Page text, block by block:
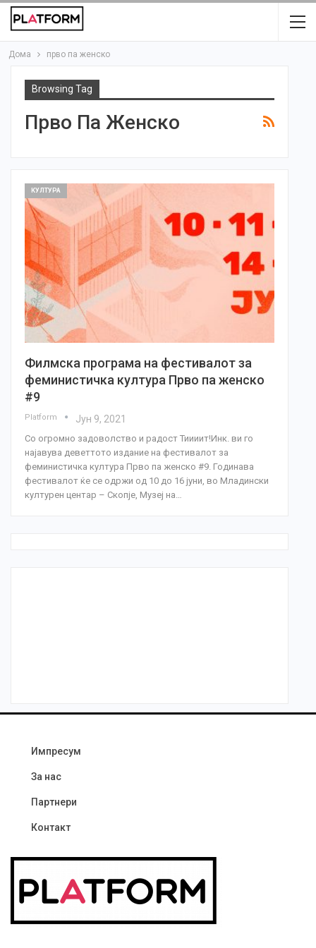
Дома прво па женско
Browsing Tag
Прво Па Женско
КУЛТУРА
Филмска програма на фестивалот за
феминистичка култура Прво па женско
#9
Platform Јун 9, 2021
Со огромно задоволство и радост Тиииит!Инк. ви го
најавува деветтото издание на фестивалот за
феминистичка култура Прво па женско #9. Годинава
фестивалот ќе се одржи од 10 до 16 јуни, во Младински
културен центар – Скопје, Музеј на…
Импресум
За нас
Партнери
Контакт